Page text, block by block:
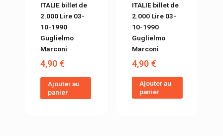
ITALIE billet de
2.000 Lire 03-
10-1990
Guglielmo
Marconi
4,90€
Ajouter au
panier
ITALIE billet de
2.000 Lire 03-
10-1990
Guglielmo
Marconi
4,90€
Ajouter au
panier